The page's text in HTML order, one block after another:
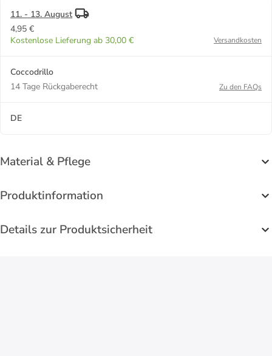
11. - 13. August
4,95 €
Kostenlose Lieferung ab 30,00 €
Versandkosten
Coccodrillo
14 Tage Rückgaberecht
Zu den FAQs
DE
Material & Pflege
Produktinformation
Details zur Produktsicherheit